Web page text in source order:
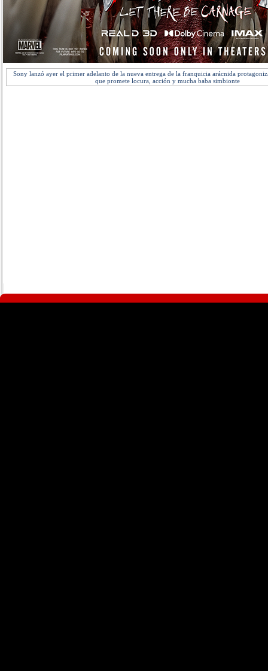
Sony lanzó ayer el primer adelanto de la nueva entrega de la franquicia arácnida
que promete locura, acción y mucha baba simbionte